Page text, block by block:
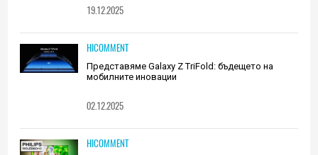
19.12.2025
HICOMMENT
Представяме Galaxy Z TriFold: бъдещето на
мобилните иновации
02.12.2025
HICOMMENT